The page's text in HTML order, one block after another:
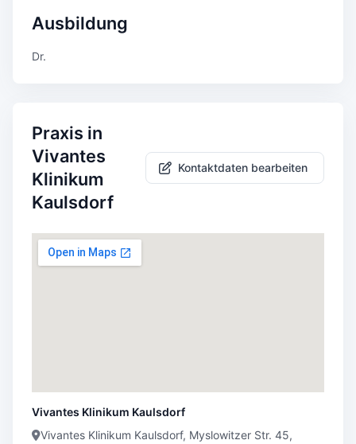
Ausbildung
Dr.
Praxis in
Vivantes
Klinikum
Kaulsdorf
Kontaktdaten bearbeiten
Vivantes Klinikum Kaulsdorf
Vivantes Klinikum Kaulsdorf, Myslowitzer Str. 45,